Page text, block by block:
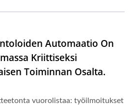
Automaatio On
Kriittiseksi
Toiminnan Osalta.
vuorolistaa: työilmoitukset